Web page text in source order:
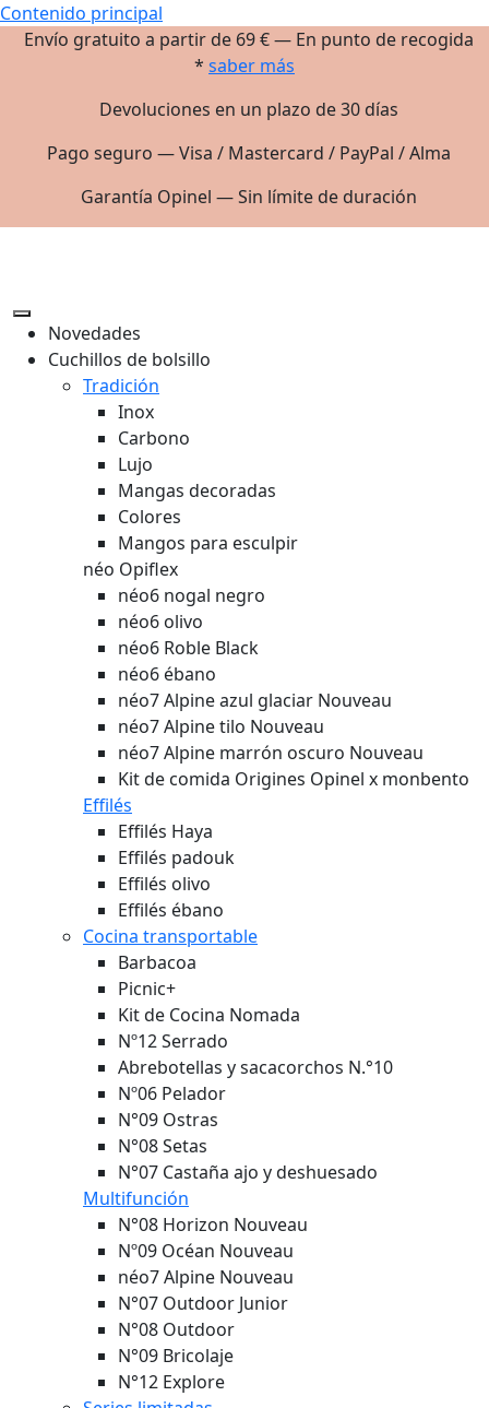
Contenido principal
Envío gratuito a partir de 69 € — En punto de recogida
* saber más
Devoluciones en un plazo de 30 días
Pago seguro — Visa / Mastercard / PayPal / Alma
Garantía Opinel — Sin límite de duración
Novedades
Cuchillos de bolsillo
Tradición
Inox
Carbono
Lujo
Mangas decoradas
Colores
Mangos para esculpir
néo Opiflex
néo6 nogal negro
néo6 olivo
néo6 Roble Black
néo6 ébano
néo7 Alpine azul glaciar Nouveau
néo7 Alpine tilo Nouveau
néo7 Alpine marrón oscuro Nouveau
Kit de comida Origines Opinel x monbento
Effilés
Effilés Haya
Effilés padouk
Effilés olivo
Effilés ébano
Cocina transportable
Barbacoa
Picnic+
Kit de Cocina Nomada
Nº12 Serrado
Abrebotellas y sacacorchos N.°10
Nº06 Pelador
N°09 Ostras
N°08 Setas
N°07 Castaña ajo y deshuesado
Multifunción
N°08 Horizon Nouveau
Nº09 Océan Nouveau
néo7 Alpine Nouveau
N°07 Outdoor Junior
N°08 Outdoor
N°09 Bricolaje
N°12 Explore